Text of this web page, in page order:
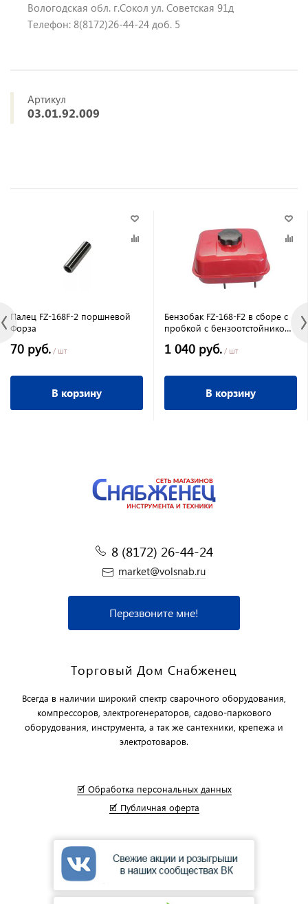
Вологодская обл. г.Сокол ул. Советская 91д
Телефон: 8(8172)26-44-24 доб. 5
Артикул
03.01.92.009
Палец FZ-168F-2 поршневой
Форза
70 руб. / шт
В корзину
Бензобак FZ-168-F2 в сборе с
пробкой с бензоотстойником
1 040 руб. / шт
В корзину
8 (8172) 26-44-24
market@volsnab.ru
Перезвоните мне!
Торговый Дом Снабженец
Всегда в наличии широкий спектр сварочного оборудования,
компрессоров, электрогенераторов, садово-паркового
оборудования, инструмента, а так же сантехники, крепежа и
электротоваров.
🗹 Обработка персональных данных
🗹 Публичная оферта